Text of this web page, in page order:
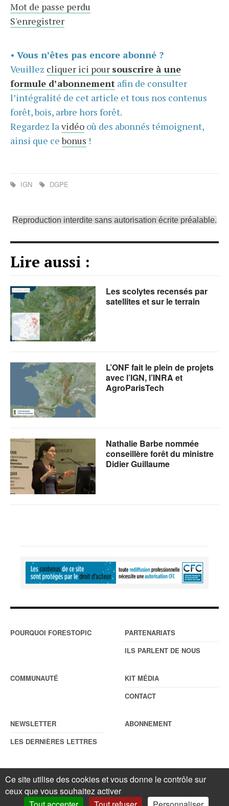
Mot de passe perdu
S'enregistrer
• Vous n’êtes pas encore abonné ?
Veuillez cliquer ici pour souscrire à une
formule d’abonnement afin de consulter
l’intégralité de cet article et tous nos contenus
forêt, bois, arbre hors forêt.
Regardez lavidéo où des abonnés témoignent,
ainsi que cebonus !
IGN DGPE
Reproduction interdite sans autorisation écrite préalable.
Lire aussi :
Les scolytes recensés par
satellites et sur le terrain
L’ONF fait le plein de projets
avec l’IGN, l’INRA et
AgroParisTech
Nathalie Barbe nommée
conseillère forêt du ministre
Didier Guillaume
POURQUOI FORESTOPIC
PARTENARIATS
ILS PARLENT DE NOUS
COMMUNAUTÉ
KIT MÉDIA
CONTACT
NEWSLETTER
LES DERNIÈRES LETTRES
ABONNEMENT
© ForestopicMentions légales. Reproduction interdite sans autorisation
écrite préalable.Gestionnaire de cookies
Ce site utilise des cookies et vous donne le contrôle sur
ceux que vous souhaitez activer